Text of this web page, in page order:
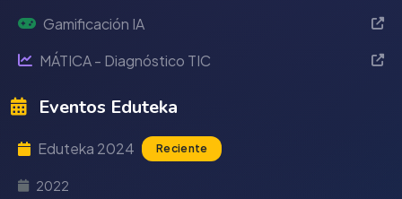
Gamificación IA
MÁTICA - Diagnóstico TIC
Eventos Eduteka
Eduteka 2024 Reciente
2022